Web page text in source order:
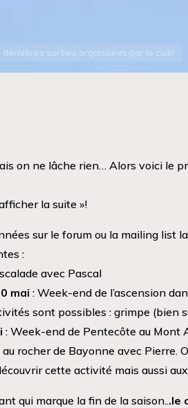
dernières sorties organisées par le club!
on ne lâche rien… Alors voici le
la suite »!
sur le forum ou la mailing list
:
avec Pascal
mai : Week-end de l’ascension
sont possibles : grimpe (bien
: Week-end de Pentecôte au Mont
rocher de Bayonne avec Pierre.
cette activité mais aussi
qui marque la fin de la saison...le